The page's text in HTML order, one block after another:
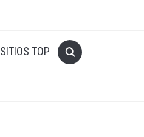
SITIOS TOP